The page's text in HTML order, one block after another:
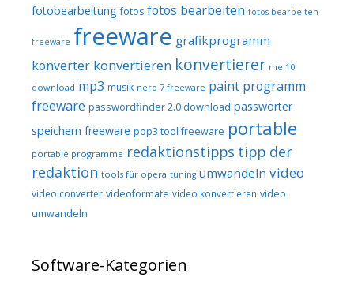
fotobearbeitung fotos fotos bearbeiten fotos bearbeiten
freeware freeware grafikprogramm
konverter konvertieren konvertierer me 10
download mp3 musik nero 7 freeware paint programm
freeware passwordfinder 2.0 download passwörter
speichern freeware pop3 tool freeware portable
portable programme redaktionstipps tipp der
redaktion tools für opera tuning umwandeln video
video converter videoformate video konvertieren video
umwandeln
Software-Kategorien